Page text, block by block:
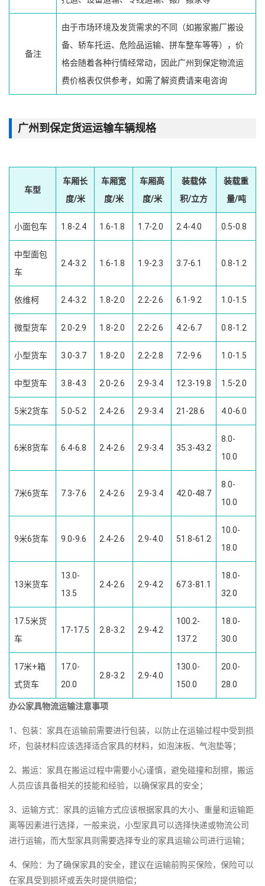
备注
由于市场环境及发货需求的不同（如搬家搬厂搬设
备、轿车托运、危险品运输、拼车整车等等），价
格会随着各种行情经常动，因此广州到保定物流运
费价格表仅供参考，如需了解资费请来电咨询
广州到保定货运运输车辆规格
车型
车厢长
度/米
车厢宽
度/米
车厢高
度/米
装载体
积/立方
装载重
量/吨
小面包车 1.8-2.4 1.6-1.8 1.7-2.0 2.4-4.0 0.5-0.8
中型面包
车
2.4-3.2 1.6-1.8 1.9-2.3 3.7-6.1 0.8-1.2
依维柯 2.4-3.2 1.8-2.0 2.2-2.6 6.1-9.2 1.0-1.5
微型货车 2.0-2.9 1.8-2.0 2.2-2.6 4.2-6.7 0.8-1.2
小型货车 3.0-3.7 1.8-2.0 2.2-2.8 7.2-9.6 1.0-1.5
中型货车 3.8-4.3 2.0-2.6 2.9-3.4 12.3-19.8 1.5-2.0
5米2货车 5.0-5.2 2.4-2.6 2.9-3.4 21-28.6 4.0-6.0
6米8货车 6.4-6.8 2.4-2.6 2.9-3.4 35.3-43.2
8.0-
10.0
7米6货车 7.3-7.6 2.4-2.6 2.9-3.4 42.0-48.7
8.0-
10.0
9米6货车 9.0-9.6 2.4-2.6 2.9-4.0 51.8-61.2
10.0-
18.0
13米货车
13.0-
13.5
2.4-2.6 2.9-4.2 67.3-81.1
18.0-
32.0
17.5米货
车
17-17.5 2.8-3.2 2.9-4.2
100.2-
137.2
18.0-
30.0
17米+箱
式货车
17.0-
20.0
2.8-3.2 2.9-4.0
130.0-
150.0
20.0-
28.0
办公家具物流运输注意事项
1、包装：家具在运输前需要进行包装，以防止在运输过程中受到损
坏，包装材料应该选择适合家具的材料，如泡沫板、气泡垫等；
2、搬运：家具在搬运过程中需要小心谨慎，避免碰撞和刮擦，搬运
人员应该具备相关的技能和经验，以确保家具的安全；
3、运输方式：家具的运输方式应该根据家具的大小、重量和运输距
离等因素进行选择，一般来说，小型家具可以选择快递或物流公司
进行运输，而大型家具则需要选择专业的家具运输公司进行运输；
4、保险：为了确保家具的安全，建议在运输前购买保险，保险可以
在家具受到损坏或丢失时提供赔偿；